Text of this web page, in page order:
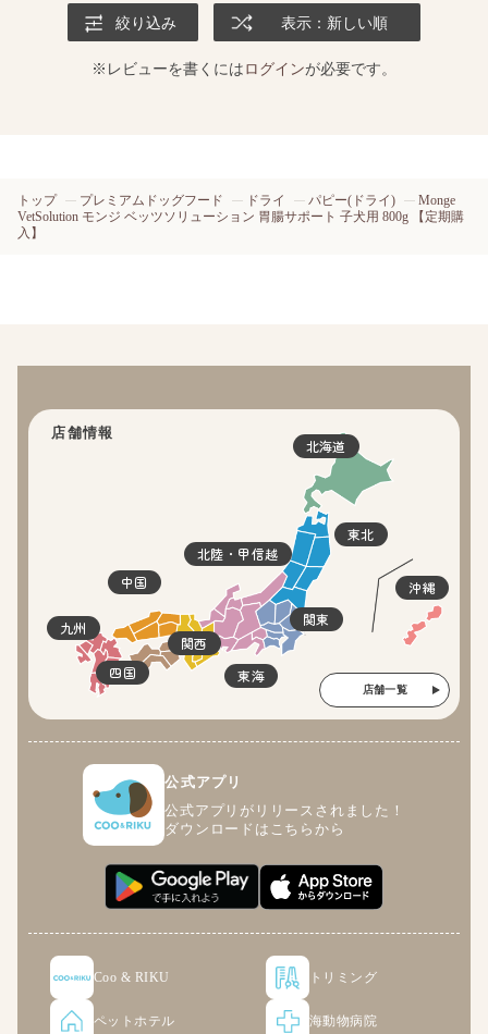
絞り込み 表示：新しい順
※レビューを書くにはログインが必要です。
トップ プレミアムドッグフード ドライ パピー(ドライ)
Monge
VetSolution モンジ ベッツソリューション 胃腸サポート 子犬用 800g 【定期購
入】
店舗情報
北海道
東北
関東
北陸・甲信越
東海
関西
四国
中国
九州
沖縄
店舗一覧
公式アプリ
公式アプリがリリースされました！
ダウンロードはこちらから
Coo & RIKU トリミング
ペットホテル 海動物病院